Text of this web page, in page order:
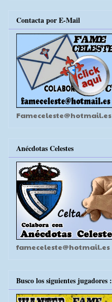
Contacta por E-Mail
Fameceleste@hotmail.es
Anécdotas Celestes
fameceleste@hotmail.es
Busco los siguientes jugadores :